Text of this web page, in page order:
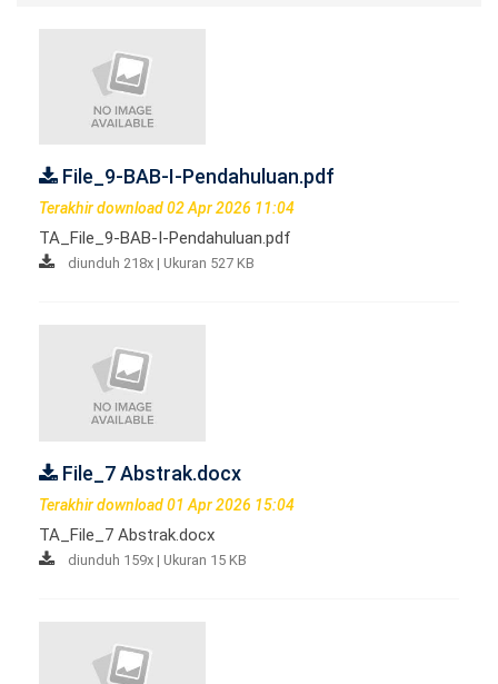
File_9-BAB-I-Pendahuluan.pdf
Terakhir download 02 Apr 2026 11:04
TA_File_9-BAB-I-Pendahuluan.pdf
diunduh 218x | Ukuran 527 KB
File_7 Abstrak.docx
Terakhir download 01 Apr 2026 15:04
TA_File_7 Abstrak.docx
diunduh 159x | Ukuran 15 KB